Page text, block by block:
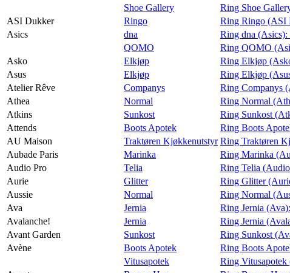
Shoe Gallery
Ring Shoe
ASI Dukker
Ringo Ring Ringo (ASI
Asics
dna Ring dna (Asics):
QOMO
Ring QOMO
Asko
Elkjøp Ring Elkjøp
Asus
Elkjøp Ring Elkjøp
Atelier Rêve
Companys Ring Companys
Athea
Normal Ring Normal
Atkins
Sunkost Ring Sunkost
Attends
Boots Apotek Ring Boots
AU Maison
Traktøren Kjøkkenutstyr Ring Traktøren
Aubade Paris
Marinka Ring Marinka
Audio Pro
Telia Ring Telia
Aurie
Glitter Ring Glitter
Aussie
Normal Ring Normal
Ava
Jernia Ring Jernia (Ava):
Avalanche!
Jernia Ring Jernia
Avant Garden
Sunkost Ring Sunkost
Avène
Boots Apotek Ring Boots
Vitusapotek
Ring Vitusapotek